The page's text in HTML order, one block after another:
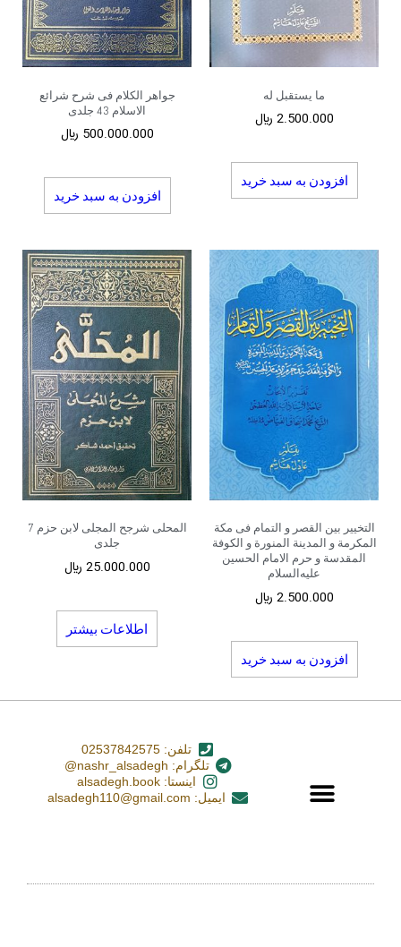
ما یستقبل له
2.500.000 ﷼
افزودن به سبد خرید
جواهر الکلام فی شرح شرائع
الاسلام 43 جلدی
500.000.000 ﷼
افزودن به سبد خرید
التخییر بین القصر و التمام فی مکة
المکرمة و المدینة المنورة و الکوفة
المقدسة و حرم الامام الحسین
علیه‌السلام
2.500.000 ﷼
افزودن به سبد خرید
المحلی شرجح المجلی لابن حزم 7
جلدی
25.000.000 ﷼
اطلاعات بیشتر
تلفن: 02537842575
تلگرام: nashr_alsadegh@
اینستا: alsadegh.book
ایمیل: alsadegh110@gmail.com